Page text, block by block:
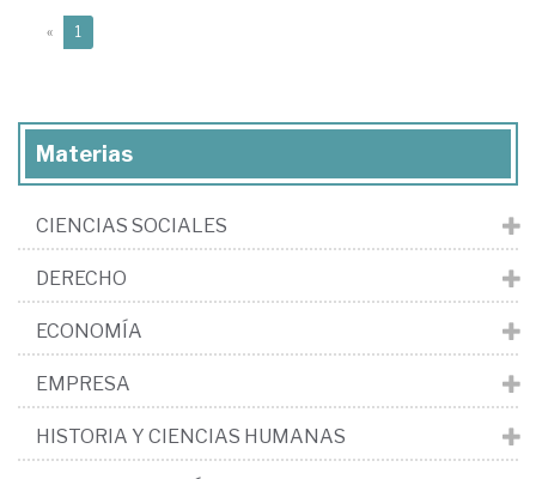
« 1
Materias
CIENCIAS SOCIALES
DERECHO
ECONOMÍA
EMPRESA
HISTORIA Y CIENCIAS HUMANAS